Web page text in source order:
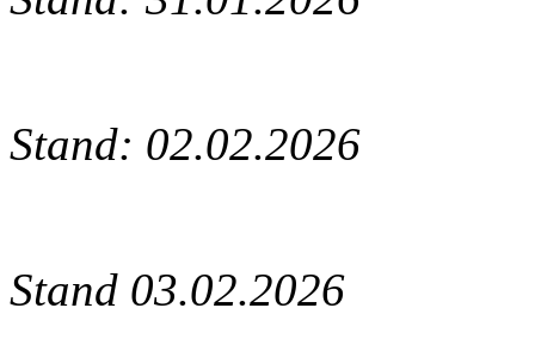
Stand: 02.02.2026
Stand 03.02.2026